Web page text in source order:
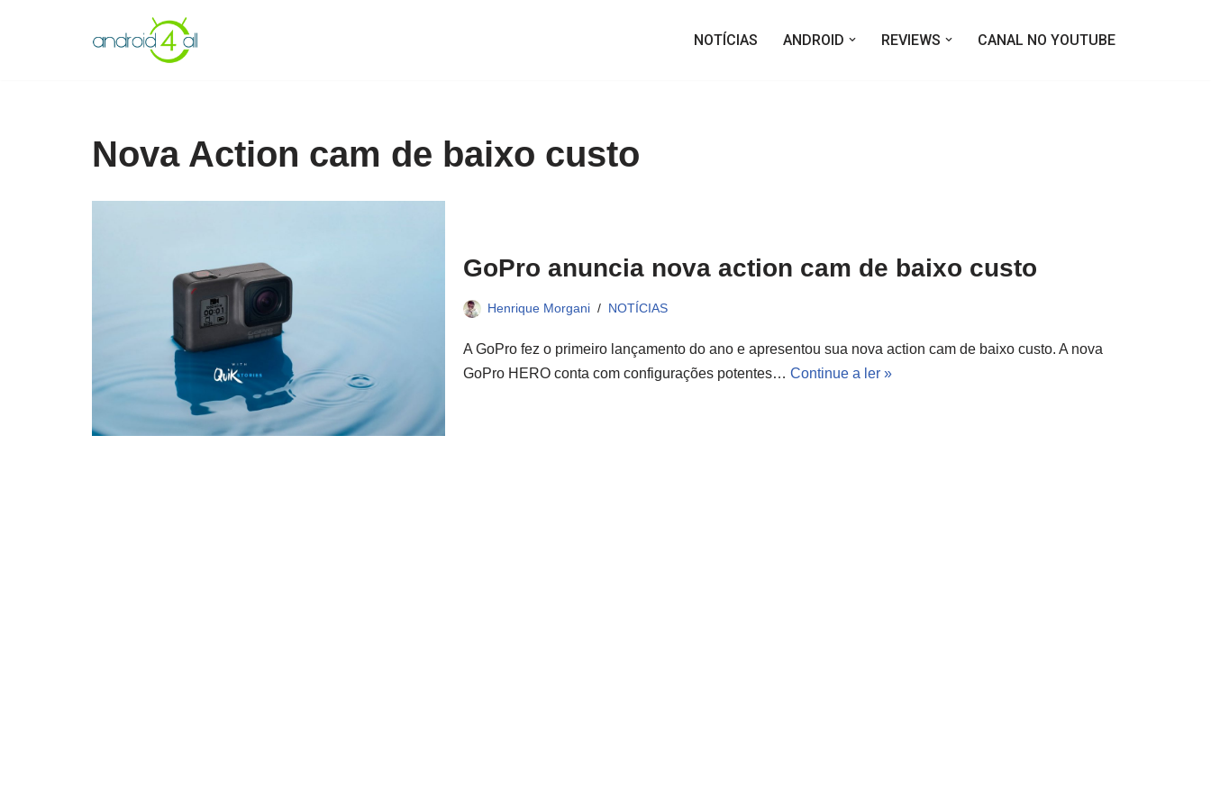
NOTÍCIAS ANDROID REVIEWS CANAL NO YOUTUBE
Nova Action cam de baixo custo
GoPro anuncia nova action cam de baixo custo
Henrique Morgani NOTÍCIAS
A GoPro fez o primeiro lançamento do ano e apresentou sua nova action cam de baixo custo. A nova
GoPro HERO conta com configurações potentes… Continue a ler »